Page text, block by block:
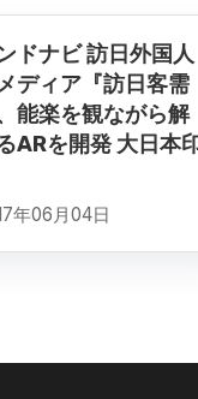
ドナビ 訪日外国人
ディア『訪日客需
能楽を観ながら解
ARを開発 大日本
年06月04日